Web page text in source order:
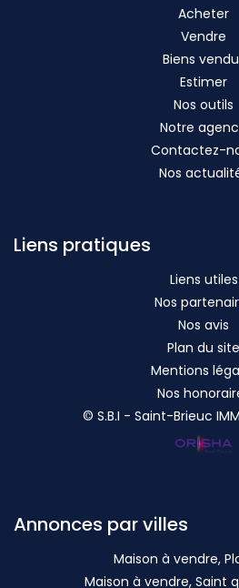
Acheter
Vendre
Biens
Estimer
Nos outils
Notre
Contactez-
Nos
Liens pratiques
Liens utiles
Nos
Nos avis
Plan du site
Mentions
Nos
© S.B.I - Saint-Brieuc
Annonces par villes
Maison à vendre,
Maison à vendre, Saint